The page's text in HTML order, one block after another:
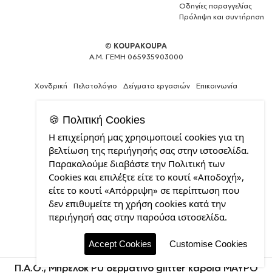
Π.Α.Ο., Μπρελόκ PU δερμάτινο glitter καρδιά ΜΑΥΡΟ
Οδηγίες παραγγελίας
Πρόληψη και συντήρηση
© KOUPAKOUPA
Α.Μ. ΓΕΜΗ 065935903000
Χονδρική Πελατολόγιο Δείγματα εργασιών Επικοινωνία
Web
Design,
Social
Media
&
SEO
Agency
από
την
CDL.gr
🍪 Πολιτική Cookies
Η επιχείρησή μας χρησιμοποιεί cookies για τη
βελτίωση της περιήγησής σας στην ιστοσελίδα.
Παρακαλούμε διαβάστε την Πολιτική των
Cookies και επιλέξτε είτε το κουτί «Αποδοχή»,
είτε το κουτί «Απόρριψη» σε περίπτωση που
δεν επιθυμείτε τη χρήση cookies κατά την
περιήγησή σας στην παρούσα ιστοσελίδα.
Accept Cookies Customise Cookies